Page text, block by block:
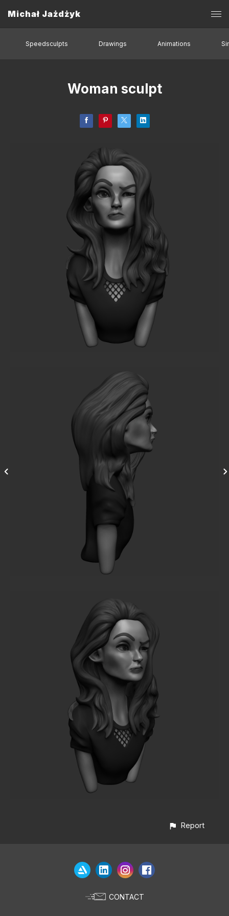
Michał Jażdżyk
Speedsculpts Drawings Animations
Woman sculpt
Report
CONTACT